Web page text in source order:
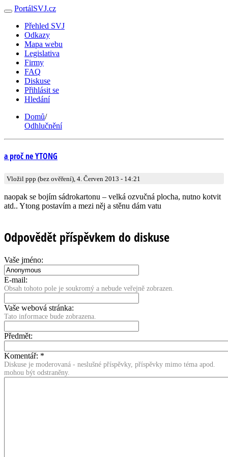
PortálSVJ.cz
Přehled SVJ
Odkazy
Mapa webu
Legislativa
Firmy
FAQ
Diskuse
Přihlásit se
Hledání
Domů/
Odhlučnění
a proč ne YTONG
Vložil ppp (bez ověření), 4. Červen 2013 - 14:21
naopak se bojím sádrokartonu – velká ozvučná plocha, nutno kotvit
atd.. Ytong postavím a mezi něj a stěnu dám vatu
Odpovědět příspěvkem do diskuse
Vaše jméno:
E-mail:
Obsah tohoto pole je soukromý a nebude veřejně zobrazen.
Vaše webová stránka:
Tato informace bude zobrazena.
Předmět:
Komentář: *
Diskuse je moderovaná - neslušné příspěvky, příspěvky mimo téma apod.
mohou být odstraněny.